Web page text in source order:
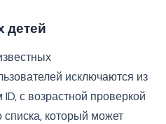
детей
исключаются из
с возрастной проверкой
списка, который может